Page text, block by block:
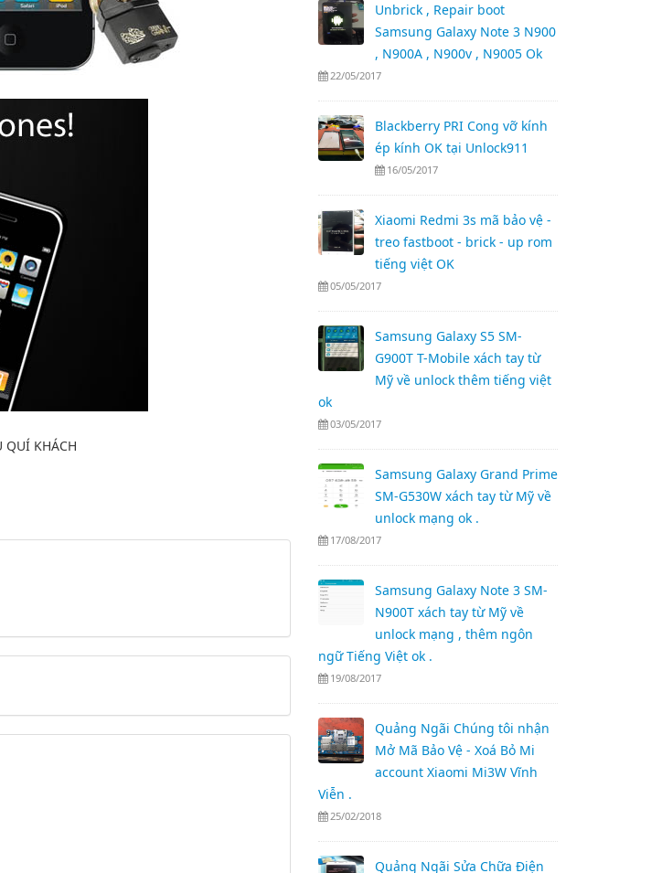
QUÍ KHÁCH
Unbrick , Repair boot
Samsung Galaxy Note 3 N900
, N900A , N900v , N9005 Ok
22/05/2017
Blackberry PRI Cong vỡ kính
ép kính OK tại Unlock911
16/05/2017
Xiaomi Redmi 3s mã bảo vệ -
treo fastboot - brick - up rom
tiếng việt OK
05/05/2017
Samsung Galaxy S5 SM-
G900T T-Mobile xách tay từ
Mỹ về unlock thêm tiếng việt
ok
03/05/2017
Samsung Galaxy Grand Prime
SM-G530W xách tay từ Mỹ về
unlock mạng ok .
17/08/2017
Samsung Galaxy Note 3 SM-
N900T xách tay từ Mỹ về
unlock mạng , thêm ngôn
ngữ Tiếng Việt ok .
19/08/2017
Quảng Ngãi Chúng tôi nhận
Mở Mã Bảo Vệ - Xoá Bỏ Mi
account Xiaomi Mi3W Vĩnh
Viễn .
25/02/2018
Quảng Ngãi Sửa Chữa Điện